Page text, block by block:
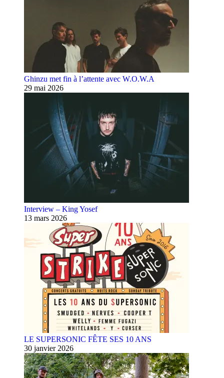
Ghinzu met fin à l’attente avec W.O.W.A
29 mai 2026
Interview – King Yosef
13 mars 2026
LE SUPERSONIC FÊTE SES 10 ANS
30 janvier 2026